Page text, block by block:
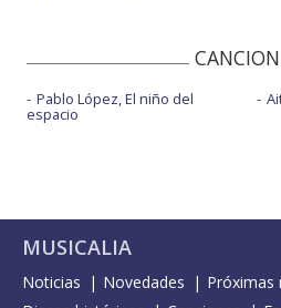
Pablo López, El niño del
espacio
MUSICALIA
Noticias Novedades
Próximas